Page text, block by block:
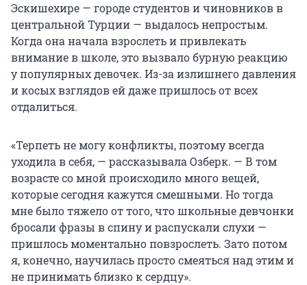
Эскишехире — городе студентов и чиновников в
центральной Турции — выдалось непростым.
Когда она начала взрослеть и привлекать
внимание в школе, это вызвало бурную реакцию
у популярных девочек. Из-за излишнего давления
и косых взглядов ей даже пришлось от всех
отдалиться.
«Терпеть не могу конфликты, поэтому всегда
уходила в себя, — рассказывала Озберк. — В том
возрасте со мной происходило много вещей,
которые сегодня кажутся смешными. Но тогда
мне было тяжело от того, что школьные девчонки
бросали фразы в спину и распускали слухи —
пришлось моментально повзрослеть. Зато потом
я, конечно, научилась просто смеяться над этим и
не принимать близко к сердцу».